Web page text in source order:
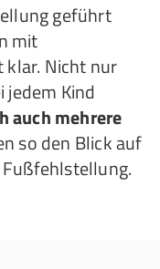
geführt
mit
Nicht nur
jedem Kind
auch mehrere
so den Blick auf